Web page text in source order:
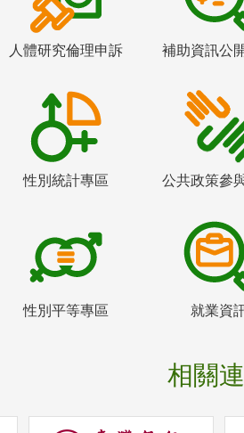
人體研究倫理申訴 補助資訊公
性別統計專區 公共政策參
性別平等專區 就業資
相關